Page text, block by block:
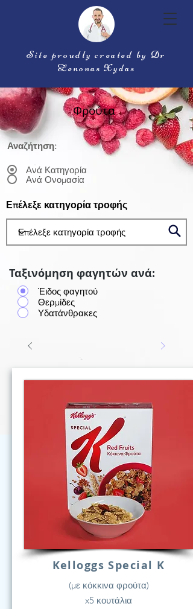
Site proudly created by Dr
Zenonas Xydas
Φρούτα
Αναζήτηση:
Ανά Κατηγορία
Ανά Ονομασία
Επέλεξε κατηγορία τροφής
Ταξινόμηση φαγητών ανά:
Έιδος φαγητού
Θερμίδες
Υδατάνθρακες
Kelloggs Special K
(με κόκκινα φρούτα)
x5 κουτάλια